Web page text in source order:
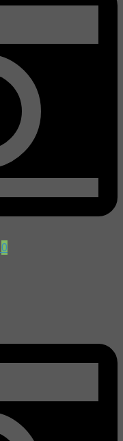
0